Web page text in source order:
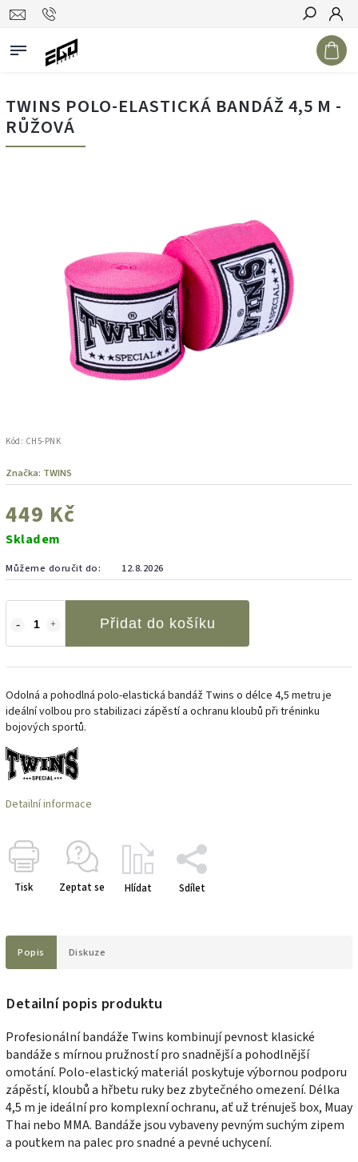
Hledat
TWINS POLO-ELASTICKÁ BANDÁŽ 4,5 M -
RŮŽOVÁ
Kód: CH5-PNK
Značka: TWINS
449 Kč
Skladem
Můžeme doručit do: 12.8.2026
Přidat do košíku
Odolná a pohodlná polo-elastická bandáž Twins o délce 4,5 metru je
ideální volbou pro stabilizaci zápěstí a ochranu kloubů při tréninku
bojových sportů.
Detailní informace
Tisk Zeptat se Hlídat Sdílet
Popis Diskuze
Detailní popis produktu
Profesionální bandáže Twins kombinují pevnost klasické
bandáže s mírnou pružností pro snadnější a pohodlnější
omotání. Polo-elastický materiál poskytuje výbornou podporu
zápěstí, kloubů a hřbetu ruky bez zbytečného omezení. Délka
4,5 m je ideální pro komplexní ochranu, ať už trénuješ box, Muay
Thai nebo MMA. Bandáže jsou vybaveny pevným suchým zipem
a poutkem na palec pro snadné a pevné uchycení.